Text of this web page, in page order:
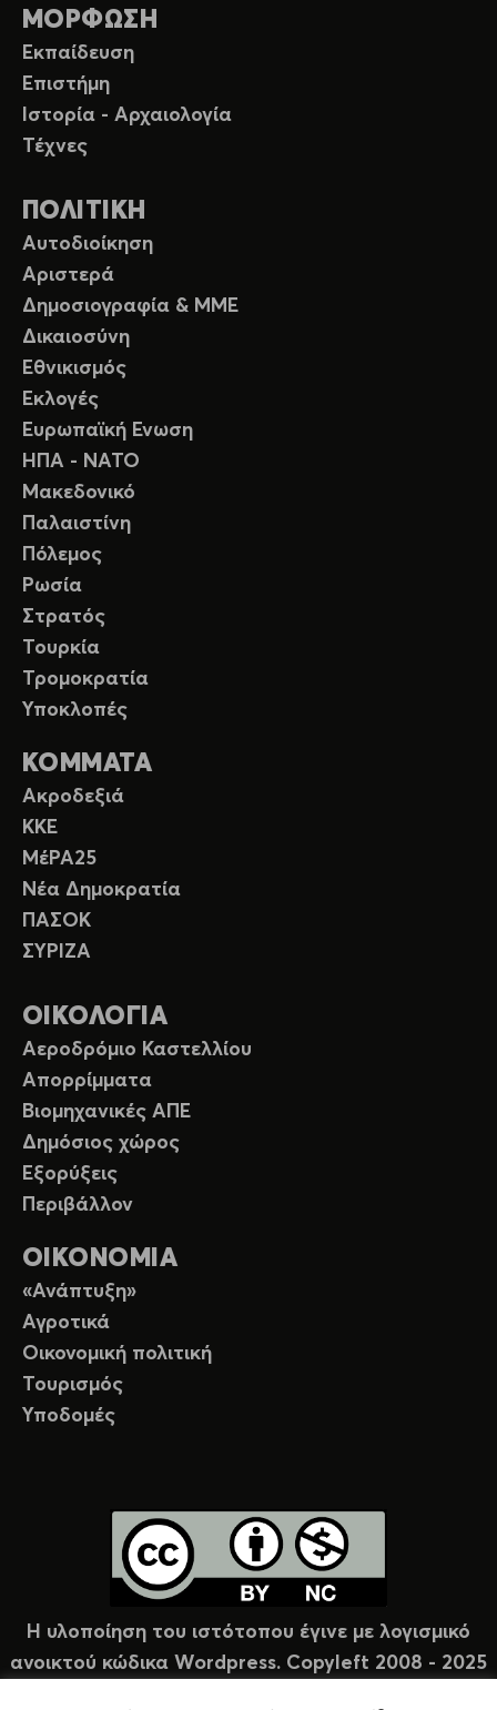
ΜΟΡΦΩΣΗ
Εκπαίδευση
Επιστήμη
Ιστορία - Αρχαιολογία
Τέχνες
ΠΟΛΙΤΙΚΗ
Αυτοδιοίκηση
Αριστερά
Δημοσιογραφία & ΜΜΕ
Δικαιοσύνη
Εθνικισμός
Εκλογές
Ευρωπαϊκή Ενωση
ΗΠΑ - ΝΑΤΟ
Μακεδονικό
Παλαιστίνη
Πόλεμος
Ρωσία
Στρατός
Τουρκία
Τρομοκρατία
Υποκλοπές
ΚΟΜΜΑΤΑ
Ακροδεξιά
ΚΚΕ
ΜέΡΑ25
Νέα Δημοκρατία
ΠΑΣΟΚ
ΣΥΡΙΖΑ
ΟΙΚΟΛΟΓΙΑ
Αεροδρόμιο Καστελλίου
Απορρίμματα
Βιομηχανικές ΑΠΕ
Δημόσιος χώρος
Εξορύξεις
Περιβάλλον
ΟΙΚΟΝΟΜΙΑ
«Ανάπτυξη»
Αγροτικά
Οικονομική πολιτική
Τουρισμός
Υποδομές
Η υλοποίηση του ιστότοπου έγινε με λογισμικό
ανοικτού κώδικα Wordpress. Copyleft 2008 - 2025